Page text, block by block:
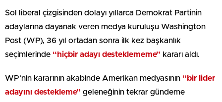
Sol liberal çizgisinden dolayı yıllarca Demokrat Partinin
adaylarına dayanak veren medya kuruluşu Washington
Post (WP), 36 yıl ortadan sonra ilk kez başkanlık
seçimlerinde “hiçbir adayı desteklememe” kararı aldı.
WP’nin kararının akabinde Amerikan medyasının “bir lider
adayını destekleme” geleneğinin tekrar gündeme